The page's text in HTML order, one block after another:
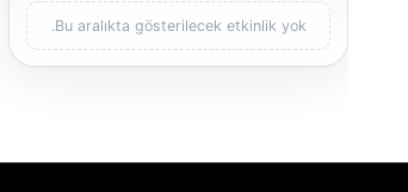
Bu aralıkta gösterilecek etkinlik yok.